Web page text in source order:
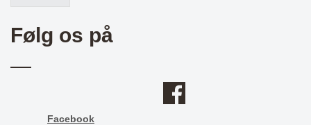
Følg os på
Facebook